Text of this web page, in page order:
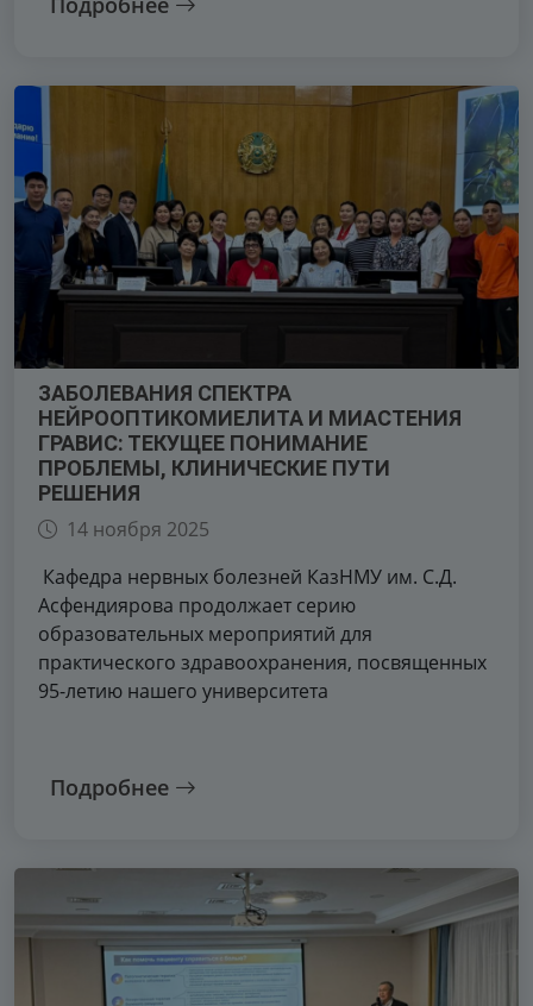
ЗАБОЛЕВАНИЯ СПЕКТРА
НЕЙРООПТИКОМИЕЛИТА И МИАСТЕНИЯ
ГРАВИС: ТЕКУЩЕЕ ПОНИМАНИЕ
ПРОБЛЕМЫ, КЛИНИЧЕСКИЕ ПУТИ
РЕШЕНИЯ
14 ноября 2025
Кафедра нервных болезней КазНМУ им. С.Д.
Асфендиярова продолжает серию
образовательных мероприятий для
практического здравоохранения, посвященных
95-летию нашего университета
Подробнее